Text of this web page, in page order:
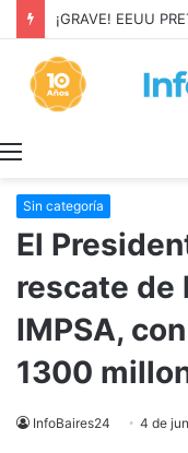
Sin categoría
El
rescate de
IMPSA,
1300
InfoBaires24 4 de